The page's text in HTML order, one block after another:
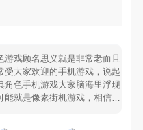
游戏顾名思义就是非常老而且
受大家欢迎的手机游戏，说起
角色手机游戏大家脑海里浮现
能就是像素街机游戏，相信很